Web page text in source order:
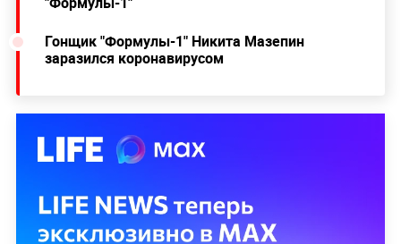
Гонщик "Формулы-1" Никита Мазепин
заразился коронавирусом